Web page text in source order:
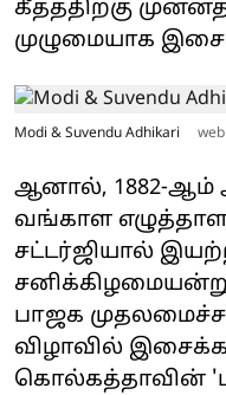
கீதத்திற்கு
முழுமையாக
Modi & Suvendu Adhikari web
ஆனால், 1882-ஆம்
வங்காள
சட்டர்ஜியால்
பாஜக
விழாவில்
கொல்கத்தாவின்